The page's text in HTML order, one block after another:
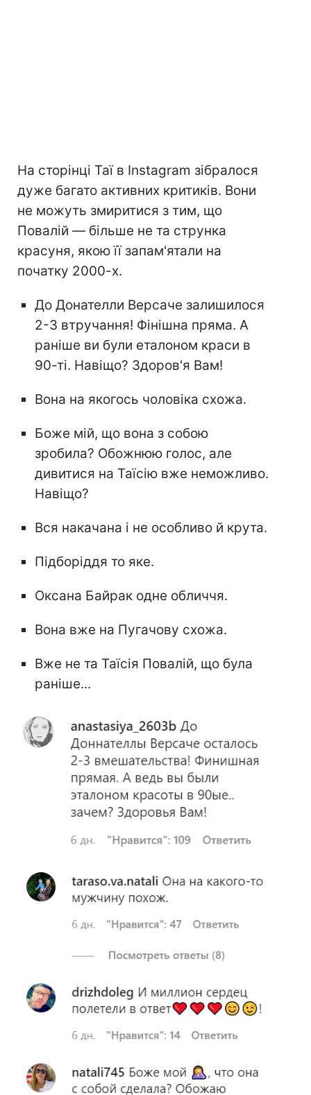
На сторінці Таї в Instagram зібралося
дуже багато активних критиків. Вони
не можуть змиритися з тим, що
Повалій — більше не та струнка
красуня, якою її запам'ятали на
початку 2000-х.
До Донателли Версаче залишилося
2-3 втручання! Фінішна пряма. А
раніше ви були еталоном краси в
90-ті. Навіщо? Здоров'я Вам!
Вона на якогось чоловіка схожа.
Боже мій, що вона з собою
зробила? Обожнюю голос, але
дивитися на Таїсію вже неможливо.
Навіщо?
Вся накачана і не особливо й крута.
Підборіддя то яке.
Оксана Байрак одне обличчя.
Вона вже на Пугачову схожа.
Вже не та Таїсія Повалій, що була
раніше...